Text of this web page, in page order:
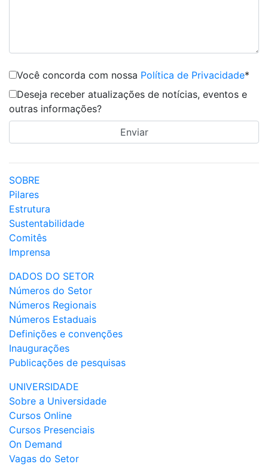
Você concorda com nossa Política de Privacidade*
Deseja receber atualizações de notícias, eventos e
outras informações?
SOBRE
Pilares
Estrutura
Sustentabilidade
Comitês
Imprensa
DADOS DO SETOR
Números do Setor
Números Regionais
Números Estaduais
Definições e convenções
Inaugurações
Publicações de pesquisas
UNIVERSIDADE
Sobre a Universidade
Cursos Online
Cursos Presenciais
On Demand
Vagas do Setor